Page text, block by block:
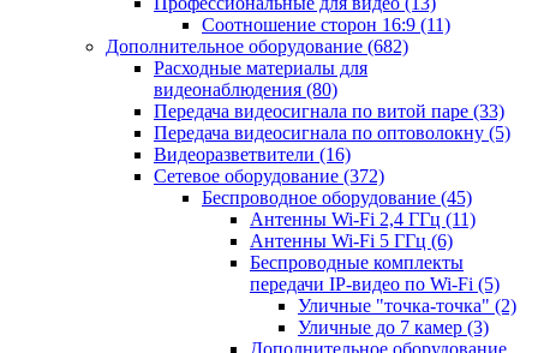
Соотношение сторон 16:9 (11)
Дополнительное оборудование (682)
Расходные материалы для
видеонаблюдения (80)
Передача видеосигнала по витой паре (33)
Передача видеосигнала по оптоволокну (5)
Видеоразветвители (16)
Сетевое оборудование (372)
Беспроводное оборудование (45)
Антенны Wi-Fi 2,4 ГГц (11)
Антенны Wi-Fi 5 ГГц (6)
Беспроводные комплекты
передачи IP-видео по Wi-Fi (5)
Уличные "точка-точка" (2)
Уличные до 7 камер (3)
Дополнительное оборудование